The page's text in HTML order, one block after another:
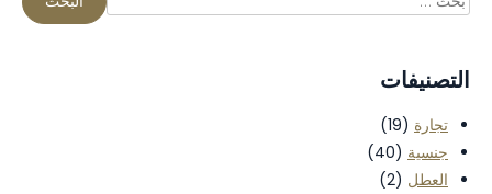
التصنيفات
تجارة (19)
جنسية (40)
العطل (2)